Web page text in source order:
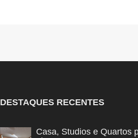
DESTAQUES RECENTES
Casa, Studios e Quartos